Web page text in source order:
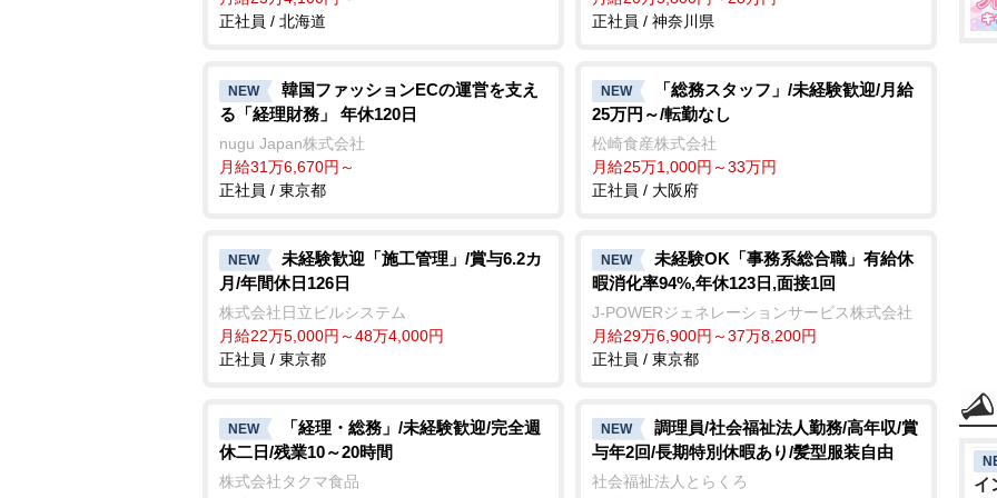
正社員 / 北海道
正社員 / 神奈川県
NEW
韓国ファッションECの運営を支え
る「経理財務」 年休120日
nugu Japan株式会社
月給31万6,670円～
正社員 / 東京都
NEW
「総務スタッフ」/未経験歓迎/月給
25万円～/転勤なし
松崎食産株式会社
月給25万1,000円～33万円
正社員 / 大阪府
NEW
未経験歓迎「施工管理」/賞与6.2カ
月/年間休日126日
株式会社日立ビルシステム
月給22万5,000円～48万4,000円
正社員 / 東京都
NEW
未経験OK「事務系総合職」有給休
暇消化率94%,年休123日,面接1回
J-POWERジェネレーションサービス株式会社
月給29万6,900円～37万8,200円
正社員 / 東京都
NEW
「経理・総務」/未経験歓迎/完全週
休二日/残業10～20時間
株式会社タクマ食品
NEW
調理員/社会福祉法人勤務/高年収/賞
与年2回/長期特別休暇あり/髪型服装自由
社会福祉法人とらくろ
イ